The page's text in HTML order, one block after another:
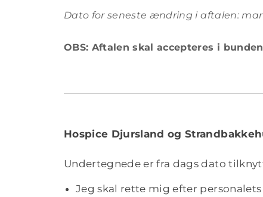
Dato for seneste ændring i aftalen:
OBS: Aftalen skal accepteres i
Hospice Djursland og
Undertegnede er fra dags dato
Jeg skal rette mig efter